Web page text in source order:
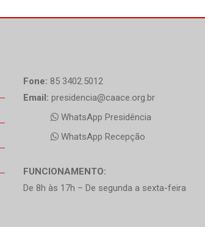
Fone: 85 3402.5012
Email: presidencia@caace.org.br
WhatsApp Presidência
WhatsApp Recepção
FUNCIONAMENTO:
De 8h às 17h – De segunda a sexta-feira